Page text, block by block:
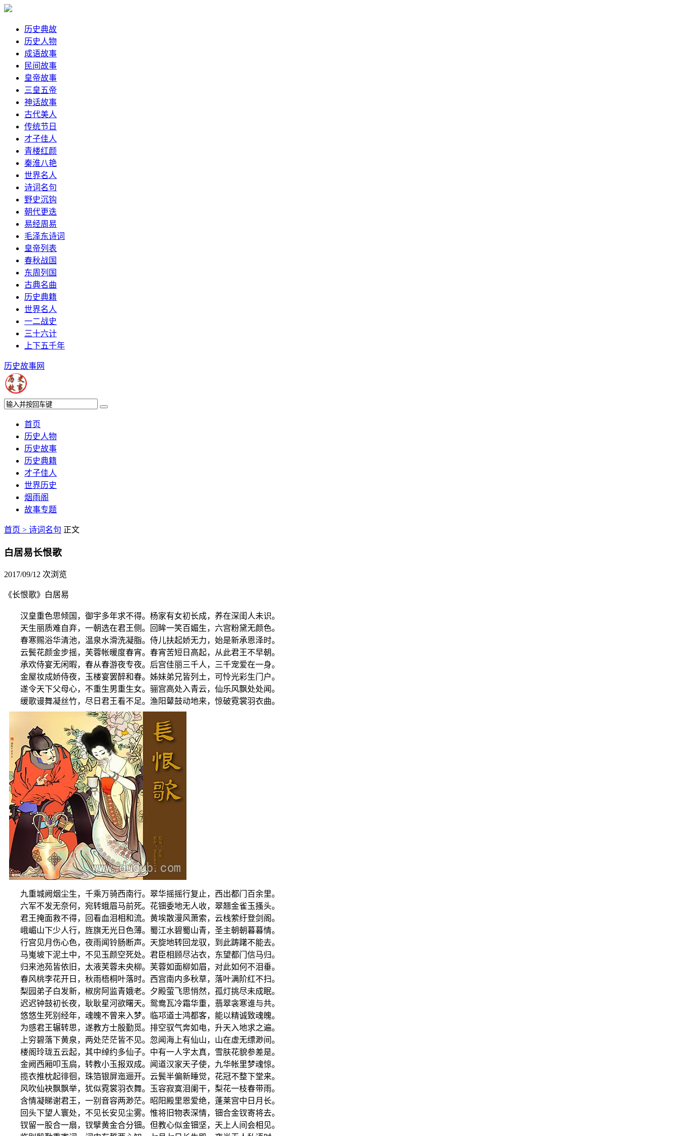
历史典故
历史人物
成语故事
民间故事
皇帝故事
三皇五帝
神话故事
古代美人
传统节日
才子佳人
青楼红颜
秦淮八艳
世界名人
诗词名句
野史沉钩
朝代更迭
易经周易
毛泽东诗词
皇帝列表
春秋战国
东周列国
古典名曲
历史典籍
世界名人
一二战史
三十六计
上下五千年
历史故事网
首页
历史人物
历史故事
历史典籍
才子佳人
世界历史
烟雨阁
故事专题
首页 > 诗词名句 正文
白居易长恨歌
2017/09/12 次浏览
《长恨歌》白居易
汉皇重色思倾国，御宇多年求不得。杨家有女初长成，养在深闺人未识。
天生丽质难自弃，一朝选在君王侧。回眸一笑百媚生，六宫粉黛无颜色。
春寒赐浴华清池，温泉水滑洗凝脂。侍儿扶起娇无力，始是新承恩泽时。
云鬓花颜金步摇，芙蓉帐暖度春宵。春宵苦短日高起，从此君王不早朝。
承欢侍宴无闲暇，春从春游夜专夜。后宫佳丽三千人，三千宠爱在一身。
金屋妆成娇侍夜，玉楼宴罢醉和春。姊妹弟兄皆列土，可怜光彩生门户。
遂令天下父母心，不重生男重生女。骊宫高处入青云，仙乐风飘处处闻。
缓歌谩舞凝丝竹，尽日君王看不足。渔阳鼙鼓动地来，惊破霓裳羽衣曲。
九重城阙烟尘生，千乘万骑西南行。翠华摇摇行复止，西出都门百余里。
六军不发无奈何，宛转蛾眉马前死。花钿委地无人收，翠翘金雀玉搔头。
君王掩面救不得，回看血泪相和流。黄埃散漫风萧索，云栈萦纡登剑阁。
峨嵋山下少人行，旌旗无光日色薄。蜀江水碧蜀山青，圣主朝朝暮暮情。
行宫见月伤心色，夜雨闻铃肠断声。天旋地转回龙驭，到此踌躇不能去。
马嵬坡下泥土中，不见玉颜空死处。君臣相顾尽沾衣，东望都门信马归。
归来池苑皆依旧，太液芙蓉未央柳。芙蓉如面柳如眉，对此如何不泪垂。
春风桃李花开日，秋雨梧桐叶落时。西宫南内多秋草，落叶满阶红不扫。
梨园弟子白发新，椒房阿监青娥老。夕殿萤飞思悄然，孤灯挑尽未成眠。
迟迟钟鼓初长夜，耿耿星河欲曙天。鸳鸯瓦冷霜华重，翡翠衾寒谁与共。
悠悠生死别经年，魂魄不曾来入梦。临邛道士鸿都客，能以精诚致魂魄。
为感君王辗转思，遂教方士殷勤觅。排空驭气奔如电，升天入地求之遍。
上穷碧落下黄泉，两处茫茫皆不见。忽闻海上有仙山，山在虚无缥渺间。
楼阁玲珑五云起，其中绰约多仙子。中有一人字太真，雪肤花貌参差是。
金阙西厢叩玉扃，转教小玉报双成。闻道汉家天子使，九华帐里梦魂惊。
揽衣推枕起徘徊，珠箔银屏迤逦开。云鬓半偏新睡觉，花冠不整下堂来。
风吹仙袂飘飘举，犹似霓裳羽衣舞。玉容寂寞泪阑干，梨花一枝春带雨。
含情凝睇谢君王，一别音容两渺茫。昭阳殿里恩爱绝，蓬莱宫中日月长。
回头下望人寰处，不见长安见尘雾。惟将旧物表深情，钿合金钗寄将去。
钗留一股合一扇，钗擘黄金合分钿。但教心似金钿坚，天上人间会相见。